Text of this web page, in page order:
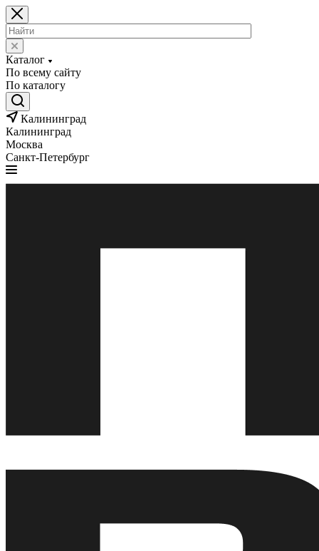
Каталог
По всему сайту
По каталогу
Калининград
Калининград
Москва
Санкт-Петербург